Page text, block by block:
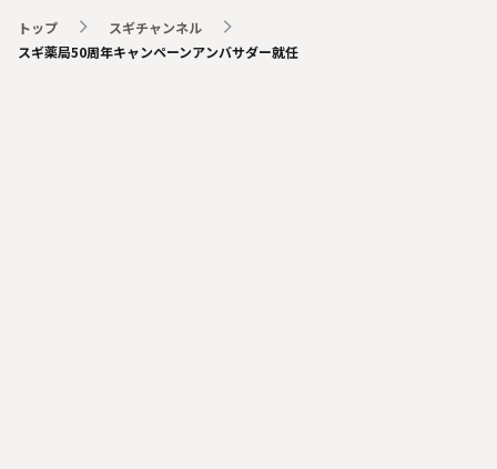
トップ
スギチャンネル
スギ薬局50周年キャンペーンアンバサダー就任